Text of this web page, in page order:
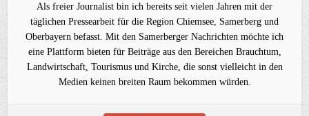
Als freier Journalist bin ich bereits seit vielen Jahren mit der
täglichen Pressearbeit für die Region Chiemsee, Samerberg und
Oberbayern befasst. Mit den Samerberger Nachrichten möchte ich
eine Plattform bieten für Beiträge aus den Bereichen Brauchtum,
Landwirtschaft, Tourismus und Kirche, die sonst vielleicht in den
Medien keinen breiten Raum bekommen würden.